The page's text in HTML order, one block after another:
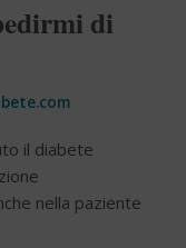
di
il diabete
nella paziente